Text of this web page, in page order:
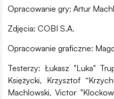
Opracowanie gry: Artur
Zdjęcia: COBI S.A.
Opracowanie graficzne:
Testerzy: Łukasz "Luka"
Księżycki, Krzysztof
Machlowski, Victor